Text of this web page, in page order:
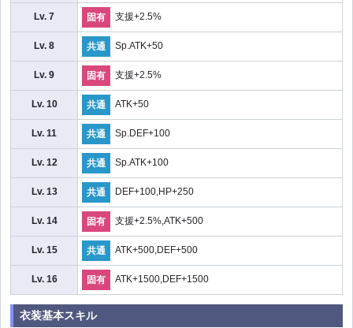
Lv. 7 固有 支援+2.5%
Lv. 8 共通 Sp.ATK+50
Lv. 9 固有 支援+2.5%
Lv. 10 共通 ATK+50
Lv. 11 共通 Sp.DEF+100
Lv. 12 共通 Sp.ATK+100
Lv. 13 共通 DEF+100,HP+250
Lv. 14 固有 支援+2.5%,ATK+500
Lv. 15 共通 ATK+500,DEF+500
Lv. 16 固有 ATK+1500,DEF+1500
衣装基本スキル